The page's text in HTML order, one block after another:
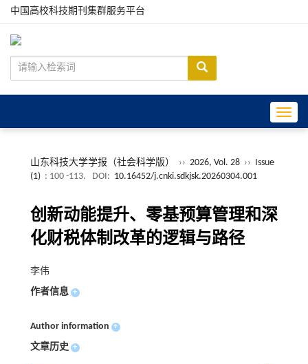
中国高校科技期刊集群服务平台
山东科技大学学报（社会科学版） ›› 2026, Vol. 28 ›› Issue
(1) : 100 -113. DOI: 10.16452/j.cnki.sdkjsk.20260304.001
创新动能提升、零基预算管理和深
化财税体制改革的逻辑与路径
李伟
作者信息 +
Author information +
文章历史 +